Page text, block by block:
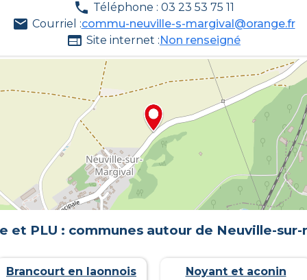
Téléphone : 03 23 53 75 11
Courriel :commu-neuville-s-margival@orange.fr
Site internet :Non renseigné
et PLU : communes autour de Neuville-
Brancourt en laonnois
Noyant et aconin